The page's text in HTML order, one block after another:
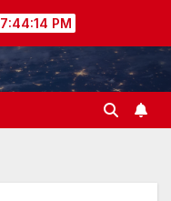
7:44:15 PM